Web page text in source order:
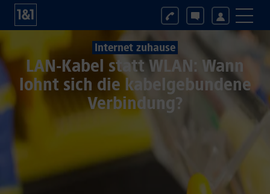
Internet zuhause
LAN-Kabel statt WLAN: Wann
lohnt sich die kabelgebundene
Verbindung?